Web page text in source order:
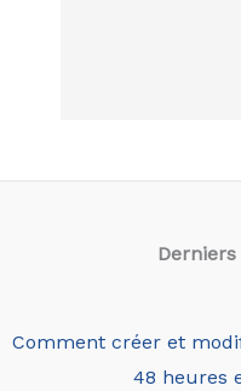
Comment créer et
48 heures